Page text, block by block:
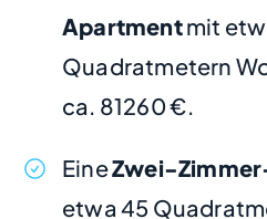
Apartmentmit
Quadratmetern
ca. 81260 €.
EineZwei-
etwa 45